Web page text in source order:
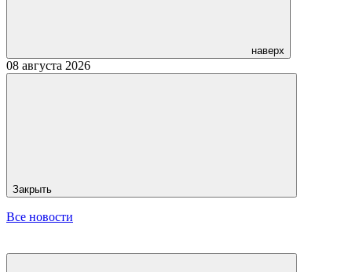
наверх
08 августа 2026
Закрыть
Все новости